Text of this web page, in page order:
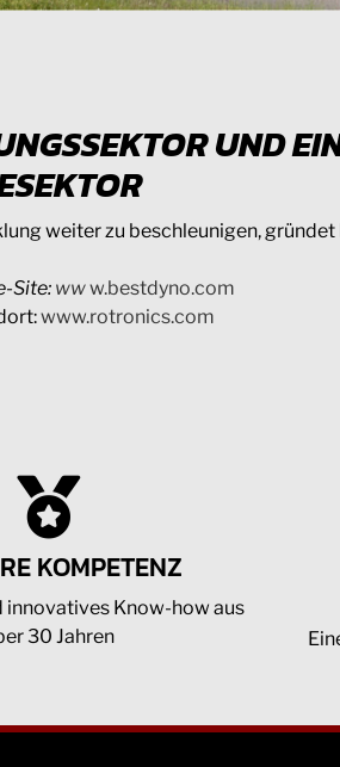
UND
weiter zu beschleunigen,
Site:www.bestdyno.com
www.rotronics.com
KOMPETENZ
innovatives Know-how aus
30 Jahren